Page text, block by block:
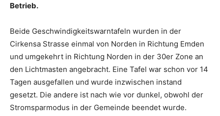
Betrieb.
Beide Geschwindigkeitswarntafeln wurden in der
Cirkensa Strasse einmal von Norden in Richtung Emden
und umgekehrt in Richtung Norden in der 30er Zone an
den Lichtmasten angebracht. Eine Tafel war schon vor 14
Tagen ausgefallen und wurde inzwischen instand
gesetzt. Die andere ist nach wie vor dunkel, obwohl der
Stromsparmodus in der Gemeinde beendet wurde.